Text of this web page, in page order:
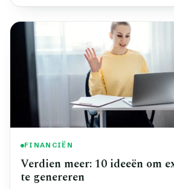
FINANCIËN
Verdien meer: 10 ideeën om
te genereren